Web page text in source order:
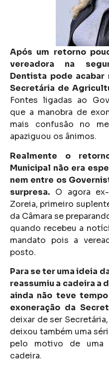
Após um retorno
vereadora na
Dentista pode
Secretária de
Fontes ligadas ao
que a manobra de
mais confusão no
apaziguou os ânimos.
Realmente o
Municipal não era
nem entre os
surpresa. O agora
Zoreia, primeiro
da Câmara se
quando recebeu a
mandato pois a
posto.
Para se ter uma ideia
reassumiu a cadeira a
ainda não teve
exoneração da
deixar de ser
deixou também uma
pelo motivo de uma
cadeira.